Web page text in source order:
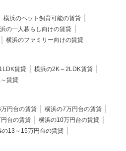
横浜のペット飼育可能の賃貸
の一人暮らし向けの賃貸
横浜のファミリー向けの賃貸
賃貸
横浜の2K～2LDK賃貸
賃貸
円台の賃貸
横浜の7万円台の賃貸
台の賃貸
横浜の10万円台の賃貸
の13～15万円台の賃貸